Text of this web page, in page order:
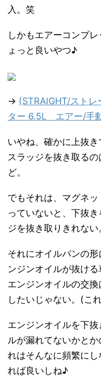
入。笑
しかもエアーコンプ
ょっと良いやつ♪
→ (STRAIGHT/スト
ター 6.5L エアー/手
いやね、確かに上抜
スラッジを抜き取る
ど。
でもそれは、マグネ
っていないと、下抜
ジを抜き取りきれない
それにオイルパンの
ンジンオイルが抜け
エンジンオイルの交
したいじゃない。(こ
エンジンオイルを下
ルが漏れてないかと
れはそんなに頻繁に
れば良いしね♪